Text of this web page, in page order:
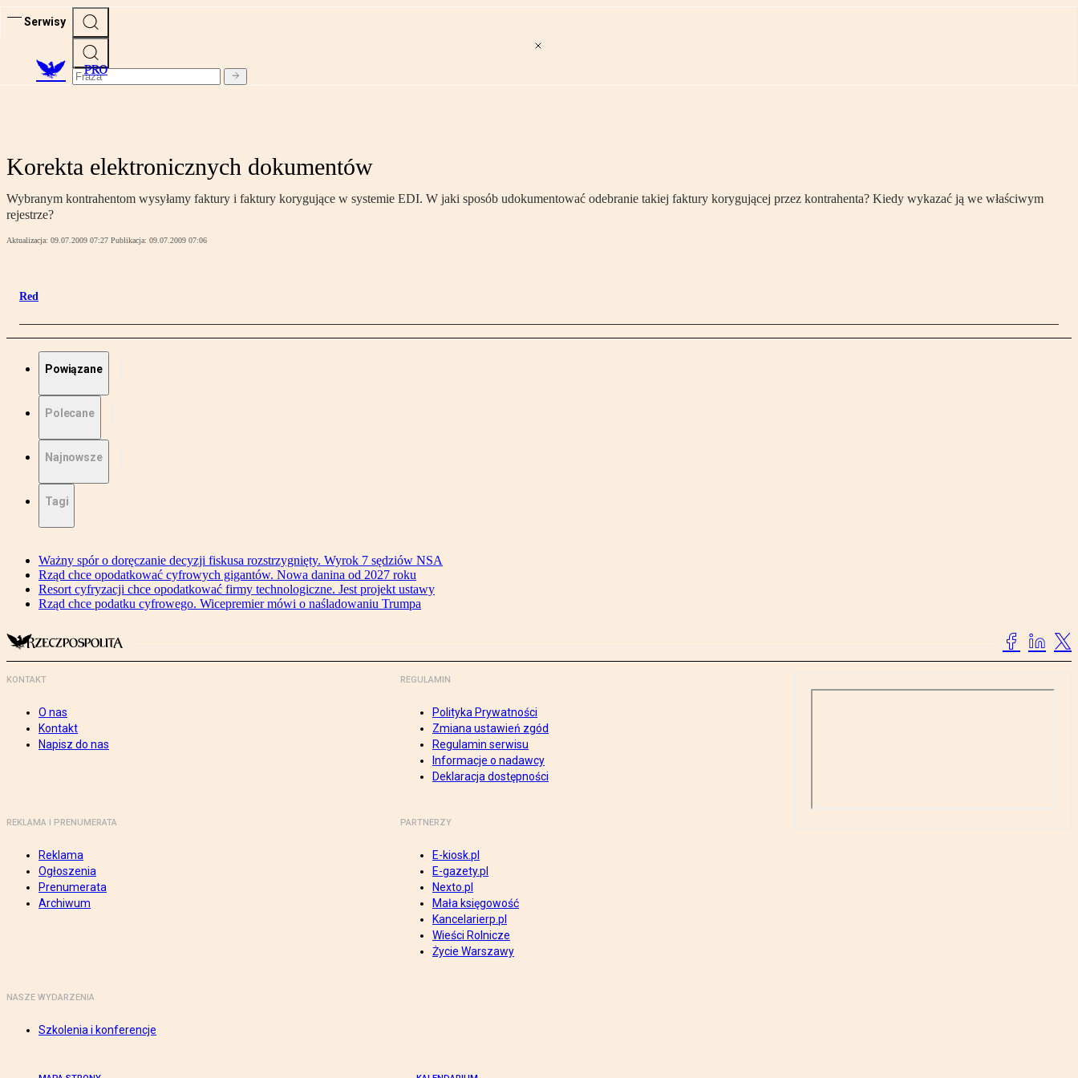
Serwisy
PRO
Korekta elektronicznych dokumentów
Wybranym kontrahentom wysyłamy faktury i faktury korygujące w systemie EDI. W jaki sposób udokumentować odebranie takiej faktury korygującej przez kontrahenta? Kiedy wykazać ją we właściwym
rejestrze?
Aktualizacja: 09.07.2009 07:27 Publikacja: 09.07.2009 07:06
Red
Powiązane
Polecane
Najnowsze
Tagi
Ważny spór o doręczanie decyzji fiskusa rozstrzygnięty. Wyrok 7 sędziów NSA
Rząd chce opodatkować cyfrowych gigantów. Nowa danina od 2027 roku
Resort cyfryzacji chce opodatkować firmy technologiczne. Jest projekt ustawy
Rząd chce podatku cyfrowego. Wicepremier mówi o naśladowaniu Trumpa
KONTAKT
O nas
Kontakt
Napisz do nas
REGULAMIN
Polityka Prywatności
Zmiana ustawień zgód
Regulamin serwisu
Informacje o nadawcy
Deklaracja dostępności
REKLAMA I PRENUMERATA
Reklama
Ogłoszenia
Prenumerata
Archiwum
PARTNERZY
E-kiosk.pl
E-gazety.pl
Nexto.pl
Mała księgowość
Kancelarierp.pl
Wieści Rolnicze
Życie Warszawy
NASZE WYDARZENIA
Szkolenia i konferencje